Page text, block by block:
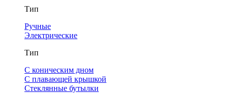
Тип
Ручные
Электрические
Тип
С коническим дном
С плавающей крышкой
Стеклянные бутылки